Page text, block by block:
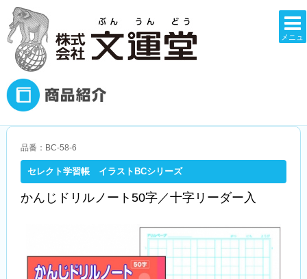
メニュ
ー
品番：BC-58-6
セレクト学習帳 イラストBCシリーズ
かんじドリルノート50字／十字リーダー入